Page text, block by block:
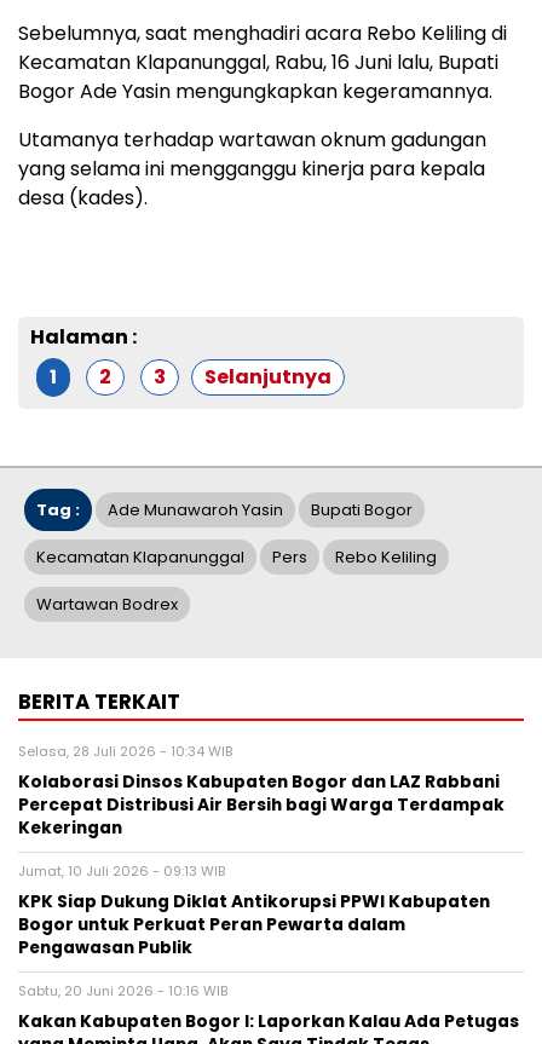
Sebelumnya, saat menghadiri acara Rebo Keliling di
Kecamatan Klapanunggal, Rabu, 16 Juni lalu, Bupati
Bogor Ade Yasin mengungkapkan kegeramannya.
Utamanya terhadap wartawan oknum gadungan
yang selama ini mengganggu kinerja para kepala
desa (kades).
Halaman :
1
2 3 Selanjutnya
Tag : Ade Munawaroh Yasin Bupati Bogor
Kecamatan Klapanunggal Pers Rebo Keliling
Wartawan Bodrex
BERITA TERKAIT
Selasa, 28 Juli 2026 - 10:34 WIB
Kolaborasi Dinsos Kabupaten Bogor dan LAZ Rabbani
Percepat Distribusi Air Bersih bagi Warga Terdampak
Kekeringan
Jumat, 10 Juli 2026 - 09:13 WIB
KPK Siap Dukung Diklat Antikorupsi PPWI Kabupaten
Bogor untuk Perkuat Peran Pewarta dalam
Pengawasan Publik
Sabtu, 20 Juni 2026 - 10:16 WIB
Kakan Kabupaten Bogor I: Laporkan Kalau Ada Petugas